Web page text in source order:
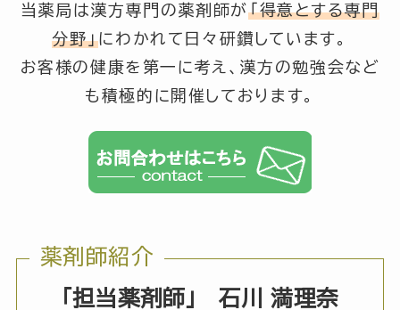
当薬局は漢方専門の薬剤師が「得意とする専門
分野」にわかれて日々研鑽しています。
お客様の健康を第一に考え、漢方の勉強会など
も積極的に開催しております。
薬剤師紹介
「担当薬剤師」 石川 満理奈